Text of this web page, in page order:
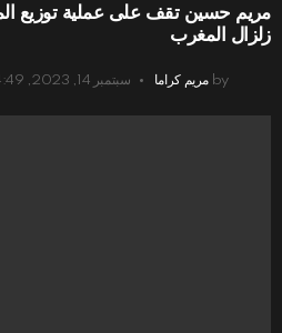
مريم حسين تقف على عملية توزيع
زلزال المغرب
by مريم كراما سبتمبر 14, 2023, 4:49 م